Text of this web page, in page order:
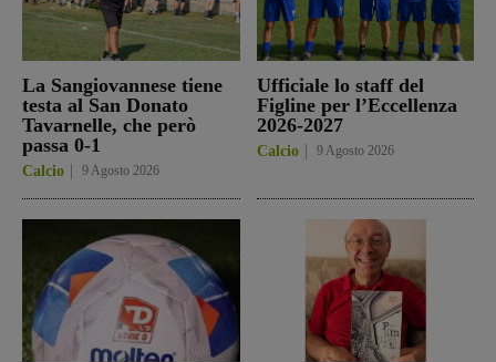
La Sangiovannese tiene
testa al San Donato
Tavarnelle, che però
passa 0-1
Calcio 9 Agosto 2026
Ufficiale lo staff del
Figline per l’Eccellenza
2026-2027
Calcio 9 Agosto 2026